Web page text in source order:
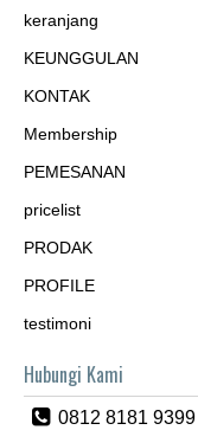
keranjang
KEUNGGULAN
KONTAK
Membership
PEMESANAN
pricelist
PRODAK
PROFILE
testimoni
Hubungi Kami
0812 8181 9399